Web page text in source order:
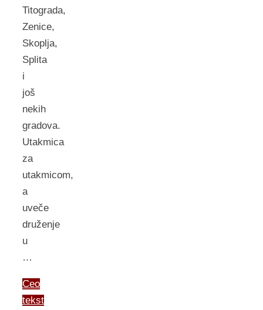
Titograda,
Zenice,
Skoplja,
Splita
i
još
nekih
gradova.
Utakmica
za
utakmicom,
a
uveče
druženje
u
…
Ceo
tekst